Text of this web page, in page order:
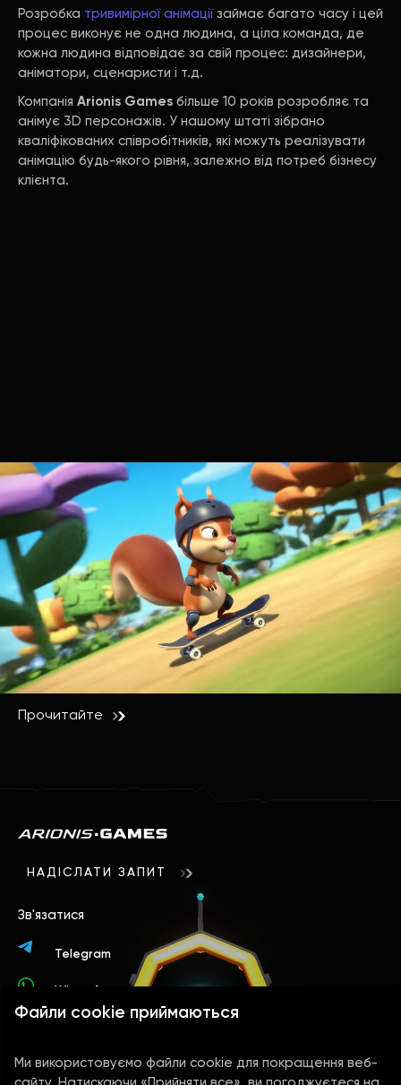
Подібні статті
Як низькополігональна графіка використовується в
3D-іграх
Графіка є найважливішим елементом сучасних ігор. І якщо
одні розробники прагнуть відтворити фотореалістичну
картинку, яка не відрізняється від реальності, то інші,
навпаки, віддають перевагу простим …
Прочитайте
Розробка тривимірної анімаціїзаймає багато часу і цей
процес виконує не одна людина, а ціла команда, де
кожна людина відповідає за свій процес: дизайнери,
аніматори, сценаристи і т.д.
Компанія Arionis Games більше 10 років розробляє та
анімує 3D персонажів. У нашому штаті зібрано
кваліфікованих співробітників, які можуть реалізувати
анімацію будь-якого рівня, залежно від потреб бізнесу
клієнта.
НАДІСЛАТИ ЗАПИТ
Зв'язатися
Telegram
+44 78 9394 4156
Файли cookie приймаються
Ми використовуємо файли cookie для покращення веб-